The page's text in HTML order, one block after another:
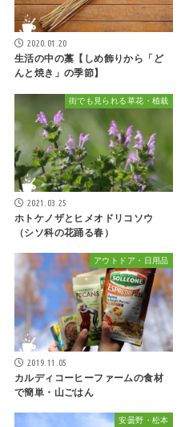
2020.01.20
生活の中の藁【しめ飾りから「ど
んと焼き」の季節】
街でも見られる草花・植栽
2021.03.25
ホトケノザとヒメオドリコソウ
（シソ科の花踊る春）
アウトドア・日用品
2019.11.05
カルディコーヒーファームの食材
で簡単・山ごはん
安曇野・松本